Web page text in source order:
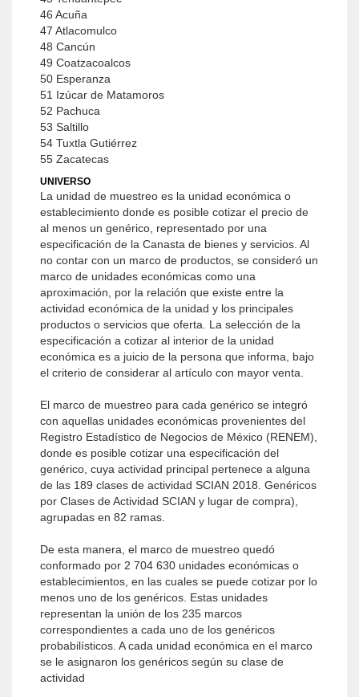
46 Acuña
47 Atlacomulco
48 Cancún
49 Coatzacoalcos
50 Esperanza
51 Izúcar de Matamoros
52 Pachuca
53 Saltillo
54 Tuxtla Gutiérrez
55 Zacatecas
UNIVERSO
La unidad de muestreo es la unidad económica o
establecimiento donde es posible cotizar el precio de
al menos un genérico, representado por una
especificación de la Canasta de bienes y servicios. Al
no contar con un marco de productos, se consideró un
marco de unidades económicas como una
aproximación, por la relación que existe entre la
actividad económica de la unidad y los principales
productos o servicios que oferta. La selección de la
especificación a cotizar al interior de la unidad
económica es a juicio de la persona que informa, bajo
el criterio de considerar al artículo con mayor venta.
El marco de muestreo para cada genérico se integró
con aquellas unidades económicas provenientes del
Registro Estadístico de Negocios de México (RENEM),
donde es posible cotizar una especificación del
genérico, cuya actividad principal pertenece a alguna
de las 189 clases de actividad SCIAN 2018. Genéricos
por Clases de Actividad SCIAN y lugar de compra),
agrupadas en 82 ramas.
De esta manera, el marco de muestreo quedó
conformado por 2 704 630 unidades económicas o
establecimientos, en las cuales se puede cotizar por lo
menos uno de los genéricos. Estas unidades
representan la unión de los 235 marcos
correspondientes a cada uno de los genéricos
probabilísticos. A cada unidad económica en el marco
se le asignaron los genéricos según su clase de
actividad